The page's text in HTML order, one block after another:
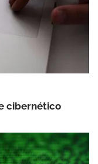
cibernético